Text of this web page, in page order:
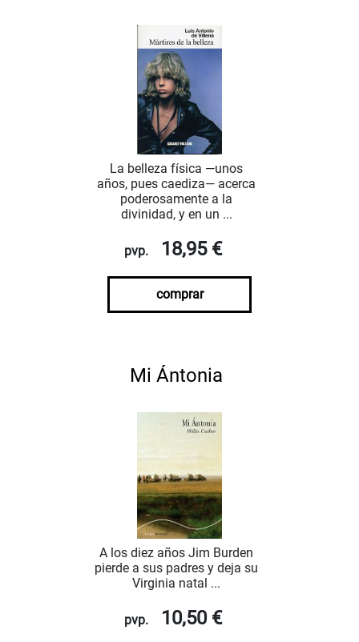
La belleza física —unos
años, pues caediza— acerca
poderosamente a la
divinidad, y en un ...
pvp. 18,95 €
comprar
Mi Ántonia
A los diez años Jim Burden
pierde a sus padres y deja su
Virginia natal ...
pvp. 10,50 €